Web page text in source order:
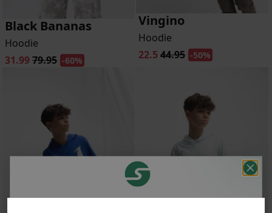
Black Bananas
Hoodie
31.9979.95 -60%
Vingino
Hoodie
22.5 44.95 -50%